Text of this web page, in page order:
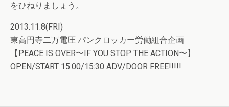
をひねりましょう。
2013.11.8(FRI)
東高円寺二万電圧 パンクロッカー労働組合企画
【PEACE IS OVER〜IF YOU STOP THE ACTION〜】
OPEN/START 15:00/15:30 ADV/DOOR FREE!!!!!